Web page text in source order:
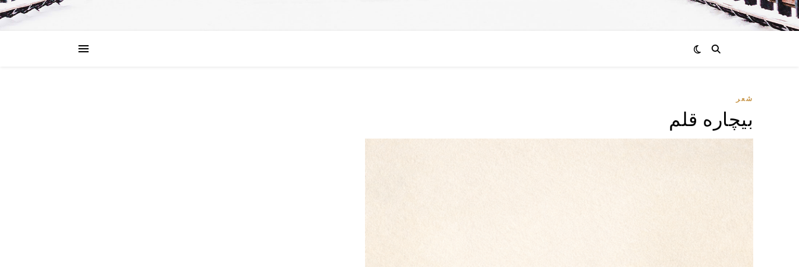
شعر
بیچاره قلم